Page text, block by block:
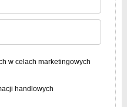
w celach marketingowych
handlowych